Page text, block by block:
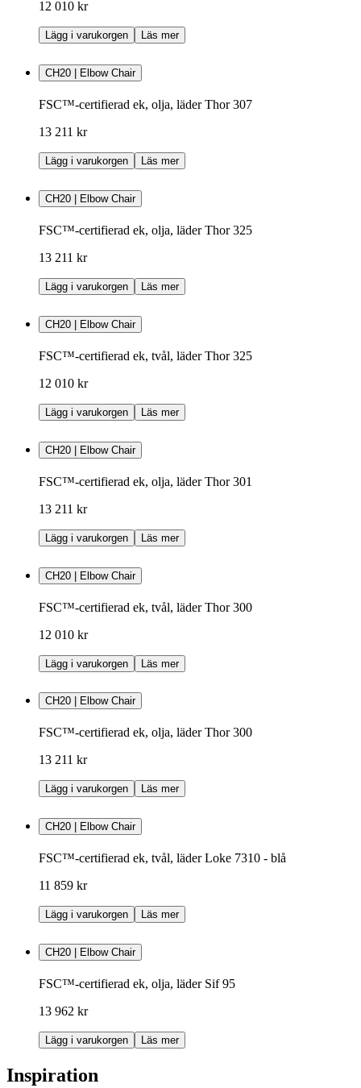
12 010 kr
Lägg i varukorgen Läs mer
CH20 | Elbow Chair
FSC™-certifierad ek, olja, läder Thor 307
13 211 kr
Lägg i varukorgen Läs mer
CH20 | Elbow Chair
FSC™-certifierad ek, olja, läder Thor 325
13 211 kr
Lägg i varukorgen Läs mer
CH20 | Elbow Chair
FSC™-certifierad ek, tvål, läder Thor 325
12 010 kr
Lägg i varukorgen Läs mer
CH20 | Elbow Chair
FSC™-certifierad ek, olja, läder Thor 301
13 211 kr
Lägg i varukorgen Läs mer
CH20 | Elbow Chair
FSC™-certifierad ek, tvål, läder Thor 300
12 010 kr
Lägg i varukorgen Läs mer
CH20 | Elbow Chair
FSC™-certifierad ek, olja, läder Thor 300
13 211 kr
Lägg i varukorgen Läs mer
CH20 | Elbow Chair
FSC™-certifierad ek, tvål, läder Loke 7310 - blå
11 859 kr
Lägg i varukorgen Läs mer
CH20 | Elbow Chair
FSC™-certifierad ek, olja, läder Sif 95
13 962 kr
Lägg i varukorgen Läs mer
Inspiration